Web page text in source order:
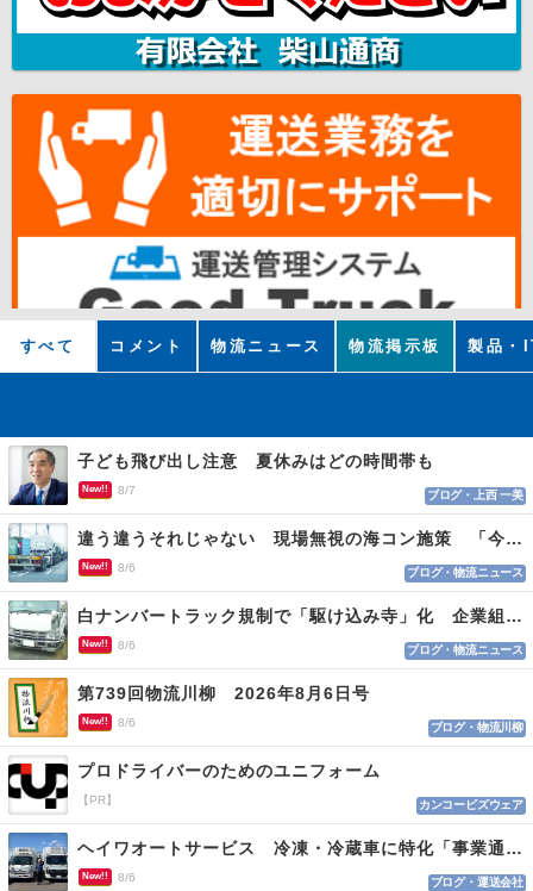
すべて コメント 物流ニュース 物流掲示板 製品・
子ども飛び出し注意 夏休みはどの時間帯も
New!! 8/7 ブログ・上西 一美
違う違うそれじゃない 現場無視の海コン施策 「今でも平均２～３時間は待つ」
New!! 8/6 ブログ・物流ニュース
白ナンバートラック規制で「駆け込み寺」化 企業組合が入会基準を見直しへ
New!! 8/6 ブログ・物流ニュース
第739回物流川柳 2026年8月6日号
New!! 8/6 ブログ・物流川柳
プロドライバーのためのユニフォーム
【PR】 カンコービズウェア
ヘイワオートサービス 冷凍・冷蔵車に特化「事業通じ貢献目指す」
New!! 8/6 ブログ・運送会社